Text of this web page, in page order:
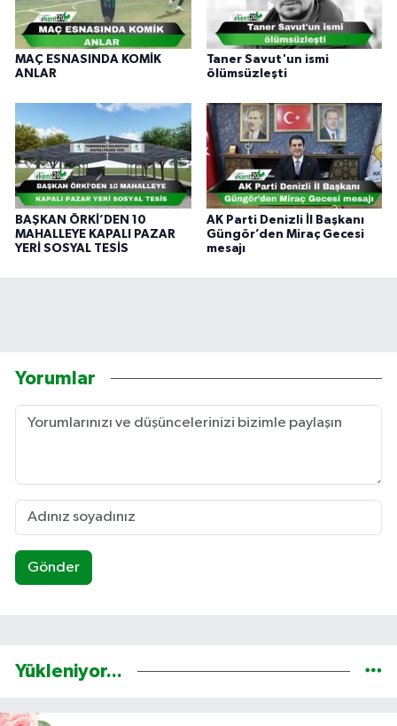
MAÇ ESNASINDA KOMİK
ANLAR
Taner Savut'un ismi
ölümsüzleşti
BAŞKAN ÖRKİ’DEN 10
MAHALLEYE KAPALI PAZAR
YERİ SOSYAL TESİS
AK Parti Denizli İl Başkanı
Güngör’den Miraç Gecesi
mesajı
Yorumlar
Gönder
Yükleniyor...